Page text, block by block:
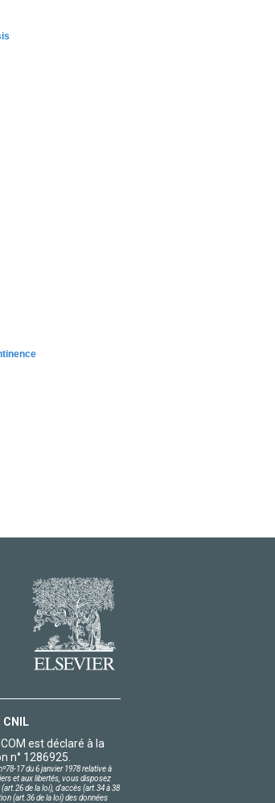
CNIL
est déclaré à la
n° 1286925.
17 du 6 janvier 1978 relative à
et aux libertés, vous disposez
de la loi), d'accès (art.34 à 38
(art.36 de la loi) des données